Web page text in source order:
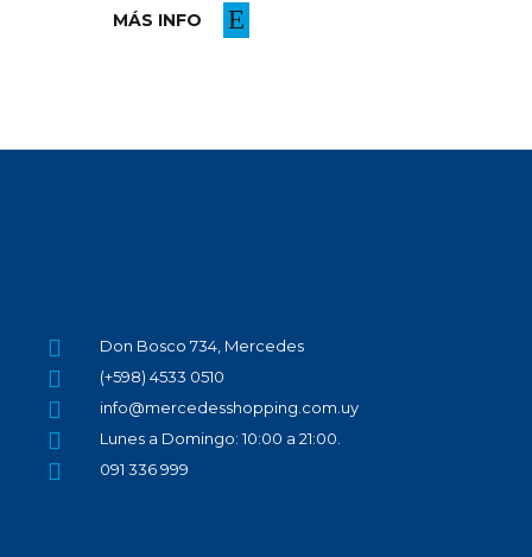
MÁS INFO
Don Bosco 734, Mercedes
(+598) 4533 0510
info@mercedesshopping.com.uy
Lunes a Domingo: 10:00 a 21:00.
091 336 999